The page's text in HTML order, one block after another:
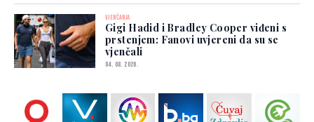
VJENČANJA
Gigi Hadid i Bradley Cooper viđeni s
prstenjem: Fanovi uvjereni da su se
vjenčali
04. 08. 2026.